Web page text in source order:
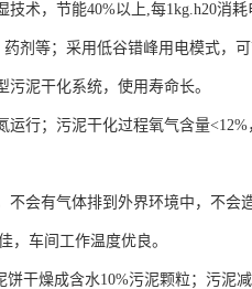
术，节能40%以上,每1kg.h20消
剂等；采用低谷错峰用电模式，可
泥干化系统，使用寿命长。
运行；污泥干化过程氧气含量
不会有气体排到外界环境中，不
，车间工作温度优良。
干燥成含水10%污泥颗粒；污泥减